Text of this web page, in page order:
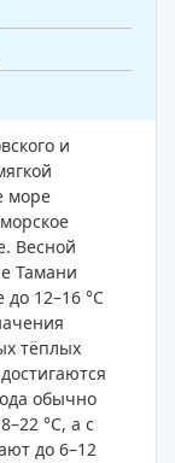
и
море
Весной
Тамани
12–16 °C
тёплых
обычно
°C, а с
до 6–12